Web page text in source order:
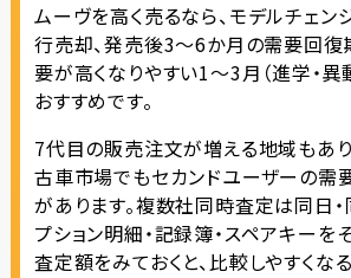
ムーヴを高く売るなら、モデルチェ
行売却、発売後3～6か月の需要回復
要が高くなりやすい1～3月（進学・異
おすすめです。
7代目の販売注文が増える地域もあ
古車市場でもセカンドユーザーの需
があります。複数社同時査定は同日
プション明細・記録簿・スペアキーを
査定額をみておくと、比較しやすくなる